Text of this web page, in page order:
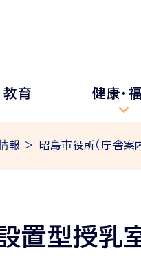
教育 健康・
報 > 昭島市役所（庁舎案
置型授乳